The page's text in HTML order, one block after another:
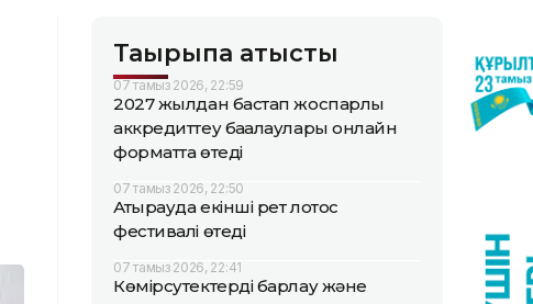
Тақырыпқа қатысты
07 тамыз 2026, 22:59
2027 жылдан бастап жоспарлы
аккредиттеу бағалаулары онлайн
форматта өтеді
07 тамыз 2026, 22:50
Атырауда екінші рет лотос
фестивалі өтеді
07 тамыз 2026, 22:41
Көмірсутектерді барлау және